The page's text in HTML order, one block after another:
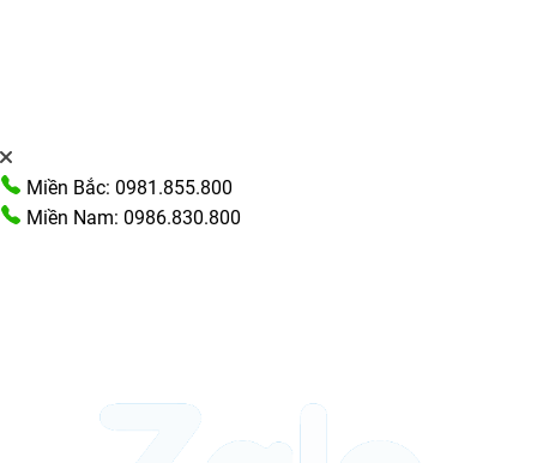
Miền Bắc: 0981.855.800
Miền Nam: 0986.830.800